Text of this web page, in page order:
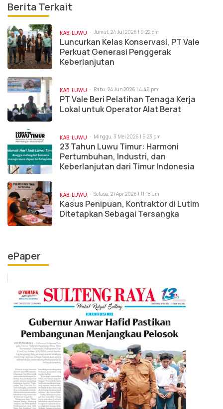
Berita Terkait
KAB. LUWU Jumat, 24 Jul 2026 | 9:22 pm
Luncurkan Kelas Konservasi, PT Vale
Perkuat Generasi Penggerak
Keberlanjutan
KAB. LUWU Rabu, 24 Jun 2026 | 4:46 pm
PT Vale Beri Pelatihan Tenaga Kerja
Lokal untuk Operator Alat Berat
KAB. LUWU Minggu, 3 Mei 2026 | 5:23 pm
23 Tahun Luwu Timur: Harmoni
Pertumbuhan, Industri, dan
Keberlanjutan dari Timur Indonesia
KAB. LUWU Selasa, 21 Apr 2026 | 11:18 am
Kasus Penipuan, Kontraktor di Lutim
Ditetapkan Sebagai Tersangka
ePaper